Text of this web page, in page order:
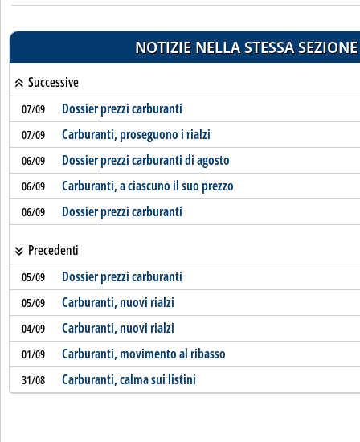
NOTIZIE NELLA STESSA SEZIONE
Successive
07/09 Dossier prezzi carburanti
07/09 Carburanti, proseguono i rialzi
06/09 Dossier prezzi carburanti di agosto
06/09 Carburanti, a ciascuno il suo prezzo
06/09 Dossier prezzi carburanti
Precedenti
05/09 Dossier prezzi carburanti
05/09 Carburanti, nuovi rialzi
04/09 Carburanti, nuovi rialzi
01/09 Carburanti, movimento al ribasso
31/08 Carburanti, calma sui listini